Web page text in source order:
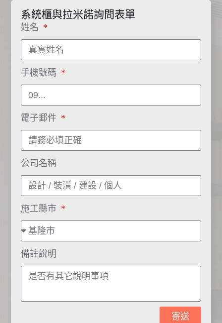
系統櫃與拉米諾詢問表單
姓名
手機號碼
電子郵件
公司名稱
施工縣市
備註說明
寄送